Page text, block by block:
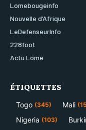
Lomebougeinfo
Nouvelle d’Afrique
LeDefenseurInfo
228foot
Actu Lomé
ÉTIQUETTES
Togo (345) Mali
Nigeria (103)